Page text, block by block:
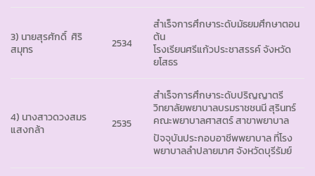
3) นายสุรศักดิ์ ศิริ
สมุทร
2534
สำเร็จการศึกษาระดับมัธยมศึกษาตอน
ต้น
โรงเรียนศรีแก้วประชาสรรค์ จังหวัด
ยโสธร
4) นางสาวดวงสมร
แสงกล้า
2535
สำเร็จการศึกษาระดับปริญญาตรี
วิทยาลัยพยาบาลบรมราชชนนี สุรินทร์
คณะพยาบาลศาสตร์ สาขาพยาบาล
ปัจจุบันประกอบอาชีพพยาบาล ที่โรง
พยาบาลลำปลายมาศ จังหวัดบุรีรัมย์